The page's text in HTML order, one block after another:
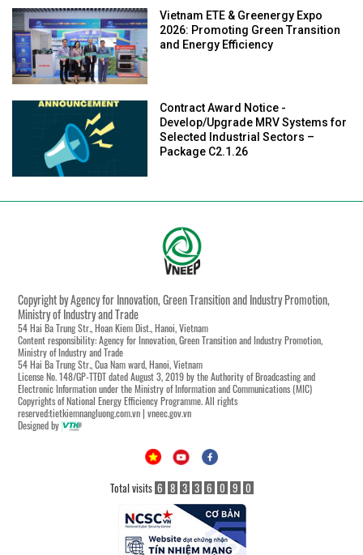
Vietnam ETE & Greenergy Expo
2026: Promoting Green Transition
and Energy Efficiency
Contract Award Notice -
Develop/Upgrade MRV Systems for
Selected Industrial Sectors –
Package C2.1.26
Copyright by Agency for Innovation, Green Transition and Industry Promotion,
Ministry of Industry and Trade
54 Hai Ba Trung Str., Hoan Kiem Dist., Hanoi, Vietnam
Content responsibility: Agency for Innovation, Green Transition and Industry Promotion,
Ministry of Industry and Trade
54 Hai Ba Trung Str., Cua Nam ward, Hanoi, Vietnam
License No. 148/GP-TTĐT dated August 3, 2019 by the Authority of Broadcasting and
Electronic Information under the Ministry of Information and Communications (MIC)
Copyrights of National Energy Efficiency Programme. All rights
reserved:tietkiemnangluong.com.vn | vneec.gov.vn
Designed by
Total visits 6 8 3 3 6 0 9 0